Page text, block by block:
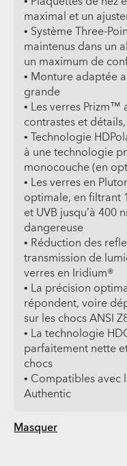
Masquer
maximal et un
• Système Three-
maintenus dans un
un maximum de
• Monture adaptée
grande
• Les verres Prizm™
contrastes et
• Technologie
à une technologie
monocouche (en
• Les verres en
optimale, en filtrant
et UVB jusqu’à 400
dangereuse
• Réduction des
transmission de
verres en Iridium®
• La précision
répondent, voire
sur les chocs ANSI
• La technologie
parfaitement nette
chocs
• Compatibles avec
Authentic